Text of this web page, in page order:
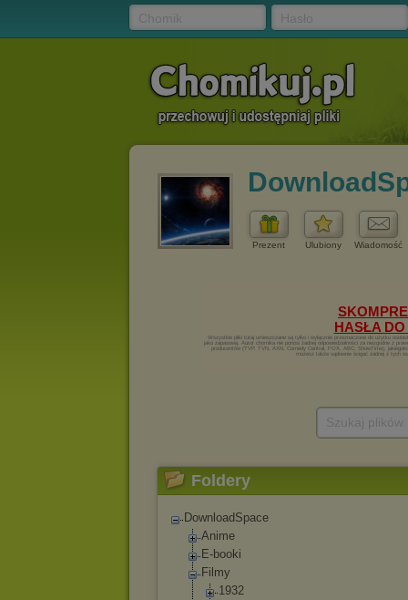
Prezent Ulubiony Wiadomość
Foldery
DownloadSpace
Anime
E-booki
Filmy
1932